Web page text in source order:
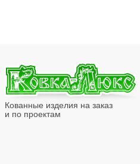
Кованные изделия на заказ
и по проектам